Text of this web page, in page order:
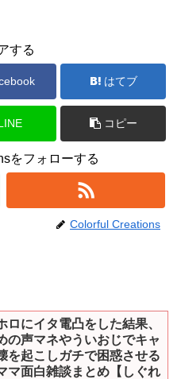
する
はてブ
コピー
をフォローする
Colorful Creations
ロにイタ電凸をした結果、
の声マネやういおじでキャ
を起こしガチで困惑させる
マ面白雑談まとめ【しぐれ